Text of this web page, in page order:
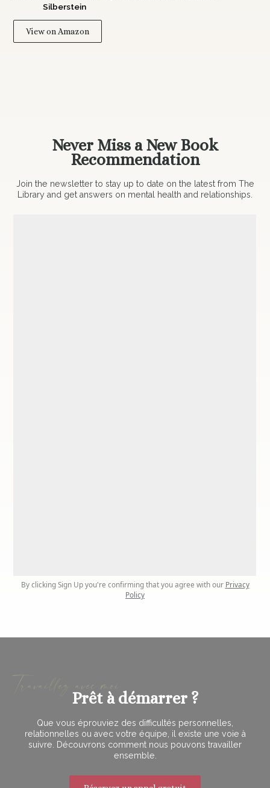
Silberstein
View on Amazon
Never Miss a New Book
Recommendation
Join the newsletter to stay up to date on the latest from The
Library and get answers on mental health and relationships.
By clicking Sign Up you're confirming that you agree with our Privacy
Policy
Travaillez avec moi
Prêt à démarrer ?
Que vous éprouviez des difficultés personnelles,
relationnelles ou avec votre équipe, il existe une voie à
suivre. Découvrons comment nous pouvons travailler
ensemble.